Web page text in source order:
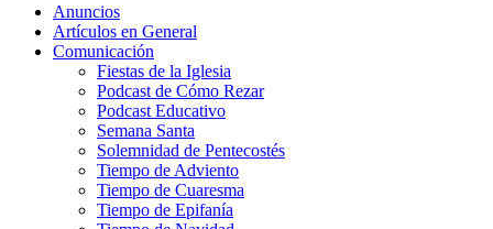
Anuncios
Artículos en General
Comunicación
Fiestas de la Iglesia
Podcast de Cómo Rezar
Podcast Educativo
Semana Santa
Solemnidad de Pentecostés
Tiempo de Adviento
Tiempo de Cuaresma
Tiempo de Epifanía